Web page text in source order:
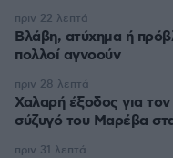
Βλάβη, ατύχημα ή
πολλοί αγνοούν
πριν 22 λεπτά
Χαλαρή έξοδος για
σύζυγό του Μαρέβα
πριν 28 λεπτά
πριν 31 λεπτά